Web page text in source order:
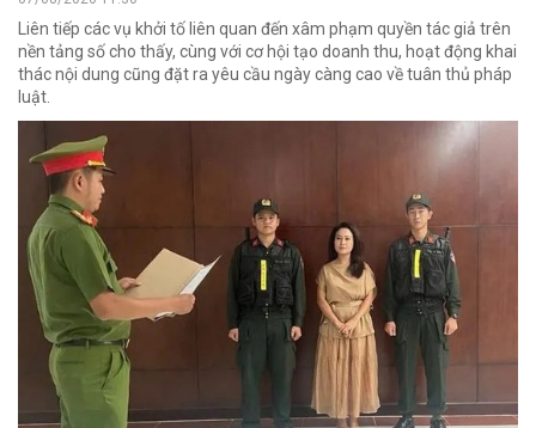
Liên tiếp các vụ khởi tố liên quan đến xâm phạm quyền tác giả trên
nền tảng số cho thấy, cùng với cơ hội tạo doanh thu, hoạt động khai
thác nội dung cũng đặt ra yêu cầu ngày càng cao về tuân thủ pháp
luật.